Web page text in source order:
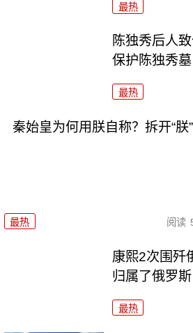
最热
陈独秀后人
保护陈独秀墓
最热
秦始皇为何用朕自称？拆开“朕
最热 阅读
康熙2次围歼
归属了俄罗斯
最热